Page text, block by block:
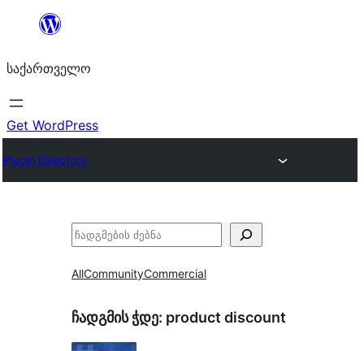
შიგთავსზე
საქართველო
Get WordPress
Plugin Directory
ძებნა
AllCommunityCommercial
ჩადგმის ჭდე: product discount